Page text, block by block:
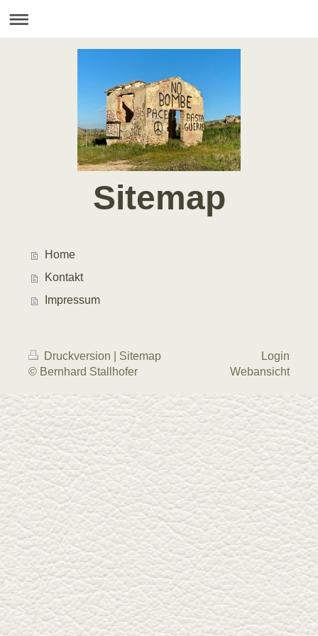
Sitemap
Home
Kontakt
Impressum
Druckversion
Sitemap
© Bernhard Stallhofer
Login
Webansicht